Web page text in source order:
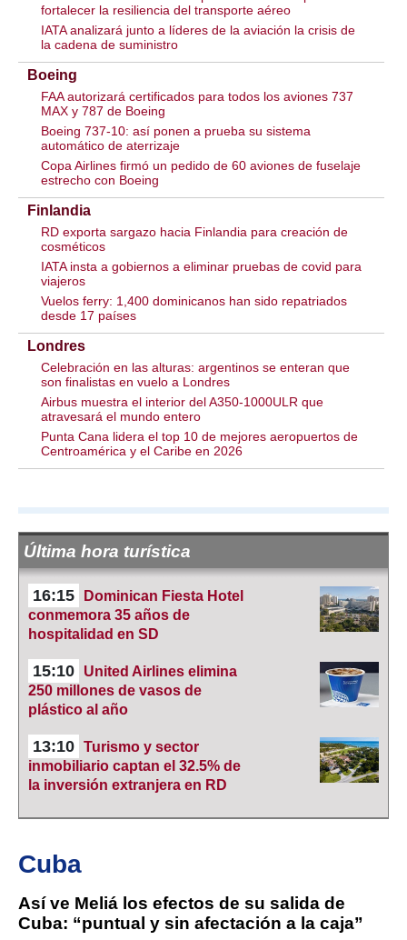
fortalecer la resiliencia del transporte aéreo
IATA analizará junto a líderes de la aviación la crisis de
la cadena de suministro
Boeing
FAA autorizará certificados para todos los aviones 737
MAX y 787 de Boeing
Boeing 737-10: así ponen a prueba su sistema
automático de aterrizaje
Copa Airlines firmó un pedido de 60 aviones de fuselaje
estrecho con Boeing
Finlandia
RD exporta sargazo hacia Finlandia para creación de
cosméticos
IATA insta a gobiernos a eliminar pruebas de covid para
viajeros
Vuelos ferry: 1,400 dominicanos han sido repatriados
desde 17 países
Londres
Celebración en las alturas: argentinos se enteran que
son finalistas en vuelo a Londres
Airbus muestra el interior del A350-1000ULR que
atravesará el mundo entero
Punta Cana lidera el top 10 de mejores aeropuertos de
Centroamérica y el Caribe en 2026
Última hora turística
16:15
Dominican Fiesta Hotel
conmemora 35 años de
hospitalidad en SD
15:10
United Airlines elimina
250 millones de vasos de
plástico al año
13:10 Turismo y sector
inmobiliario captan el 32.5% de
la inversión extranjera en RD
Cuba
Así ve Meliá los efectos de su salida de
Cuba: “puntual y sin afectación a la caja”